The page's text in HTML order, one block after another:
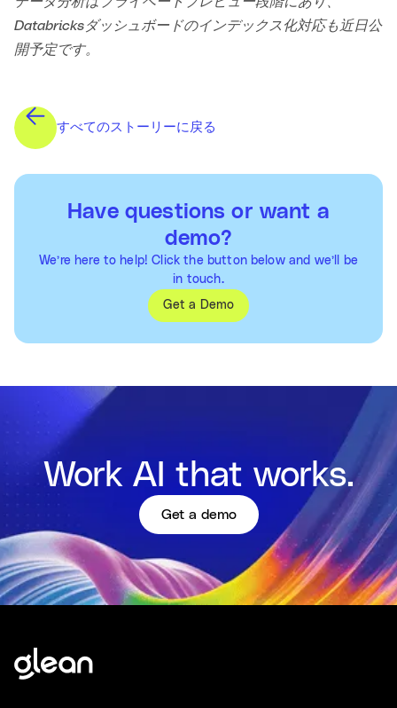
Databricksダッシュボードのインデックス化対応も近日公
開予定です。
すべてのストーリーに戻る
Have questions or want a
demo?
We’re here to help! Click the button below and we’ll be
in touch.
Get a Demo
Work AI that works.
Get a demo